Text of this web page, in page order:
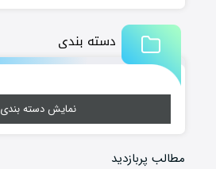
دسته بندی
نمایش دسته بندی
مطالب پربازدید